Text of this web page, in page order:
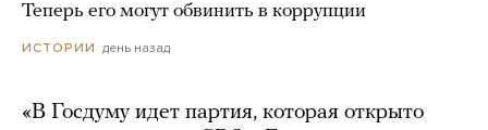
Теперь его могут обвинить в коррупции
ИСТОРИИ день назад
«В Госдуму идет партия, которая открыто